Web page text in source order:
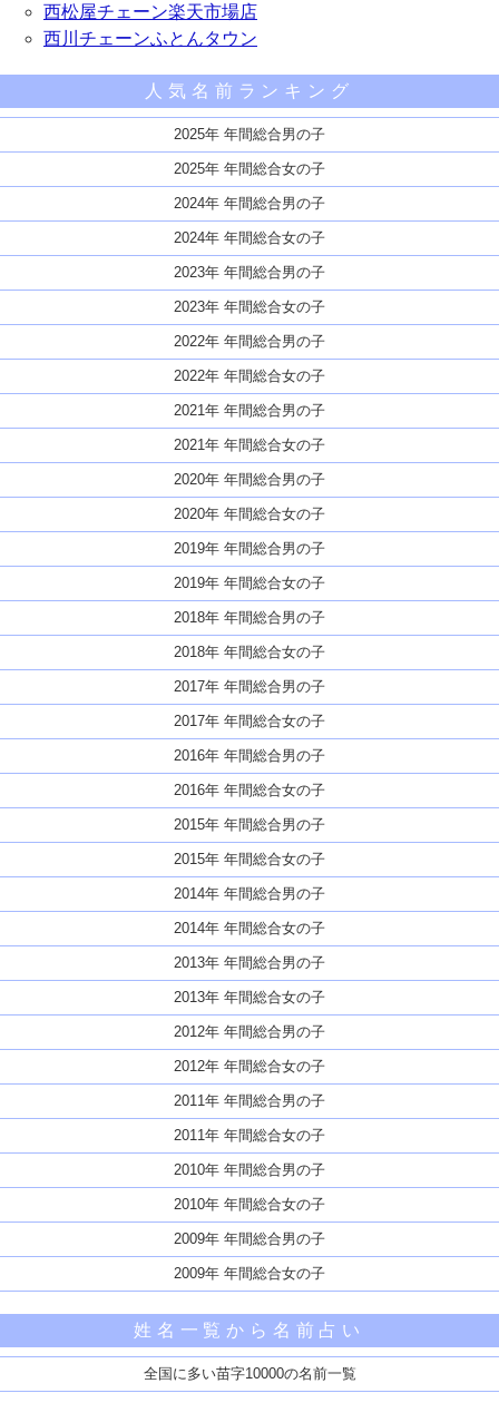
西松屋チェーン楽天市場店
西川チェーンふとんタウン
人気名前ランキング
2025年 年間総合男の子
2025年 年間総合女の子
2024年 年間総合男の子
2024年 年間総合女の子
2023年 年間総合男の子
2023年 年間総合女の子
2022年 年間総合男の子
2022年 年間総合女の子
2021年 年間総合男の子
2021年 年間総合女の子
2020年 年間総合男の子
2020年 年間総合女の子
2019年 年間総合男の子
2019年 年間総合女の子
2018年 年間総合男の子
2018年 年間総合女の子
2017年 年間総合男の子
2017年 年間総合女の子
2016年 年間総合男の子
2016年 年間総合女の子
2015年 年間総合男の子
2015年 年間総合女の子
2014年 年間総合男の子
2014年 年間総合女の子
2013年 年間総合男の子
2013年 年間総合女の子
2012年 年間総合男の子
2012年 年間総合女の子
2011年 年間総合男の子
2011年 年間総合女の子
2010年 年間総合男の子
2010年 年間総合女の子
2009年 年間総合男の子
2009年 年間総合女の子
姓名一覧から名前占い
全国に多い苗字10000の名前一覧